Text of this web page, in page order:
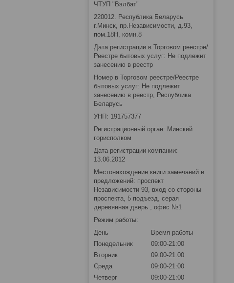
ЧТУП "Вэлбат"
220012. Республика Беларусь
г.Минск, пр.Независимости, д.93,
пом.18Н, комн.8
Дата регистрации в Торговом реестре/
Реестре бытовых услуг: Не подлежит
занесению в реестр
Номер в Торговом реестре/Реестре
бытовых услуг: Не подлежит
занесению в реестр, Республика
Беларусь
УНП: 191757377
Регистрационный орган: Минский
горисполком
Дата регистрации компании:
13.06.2012
Местонахождение книги замечаний и
предложений: проспект
Независимости 93, вход со стороны
проспекта, 5 подъезд, серая
деревянная дверь , офис №1
Режим работы:
День
Время работы
Понедельник
09:00-21:00
Вторник
09:00-21:00
Среда
09:00-21:00
Четверг
09:00-21:00